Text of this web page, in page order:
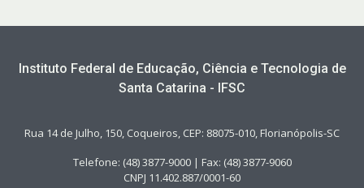
Instituto Federal de Educação, Ciência e Tecnologia de
Santa Catarina - IFSC
Rua 14 de Julho, 150, Coqueiros, CEP: 88075-010, Florianópolis-SC
Telefone: (48) 3877-9000 | Fax: (48) 3877-9060
CNPJ 11.402.887/0001-60